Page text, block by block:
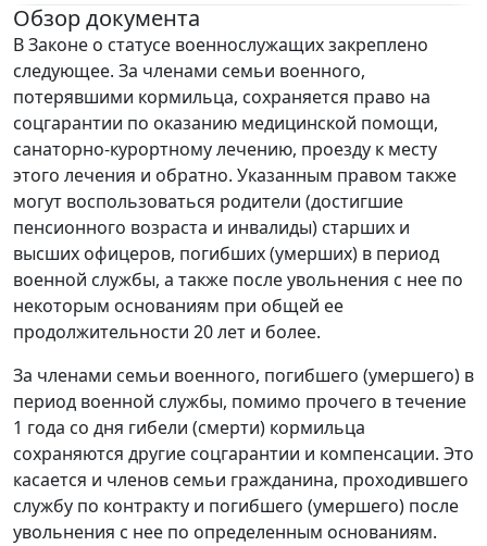
Обзор документа
В Законе о статусе военнослужащих закреплено
следующее. За членами семьи военного,
потерявшими кормильца, сохраняется право на
соцгарантии по оказанию медицинской помощи,
санаторно-курортному лечению, проезду к месту
этого лечения и обратно. Указанным правом также
могут воспользоваться родители (достигшие
пенсионного возраста и инвалиды) старших и
высших офицеров, погибших (умерших) в период
военной службы, а также после увольнения с нее по
некоторым основаниям при общей ее
продолжительности 20 лет и более.
За членами семьи военного, погибшего (умершего) в
период военной службы, помимо прочего в течение
1 года со дня гибели (смерти) кормильца
сохраняются другие соцгарантии и компенсации. Это
касается и членов семьи гражданина, проходившего
службу по контракту и погибшего (умершего) после
увольнения с нее по определенным основаниям.